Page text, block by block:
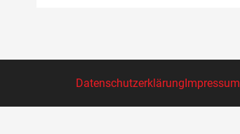
DatenschutzerklärungImpressum